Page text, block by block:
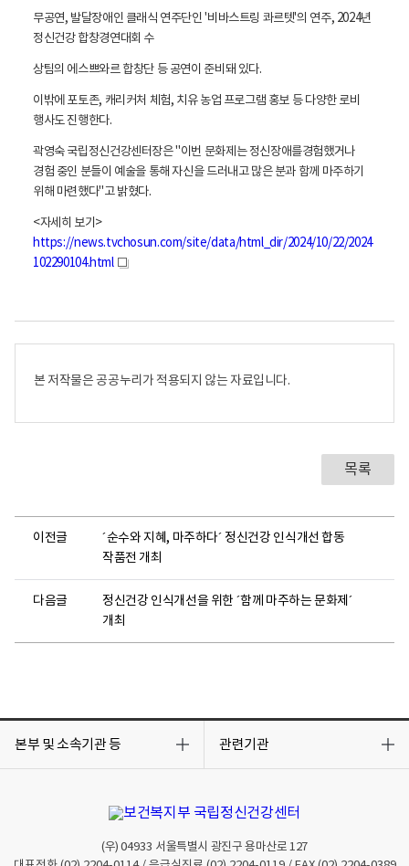
무공연, 발달장애인 클래식 연주단인 '비바스트링 콰르텟'의 연주, 2024년
정신건강 합창경연대회 수
상팀의 에스쁘와르 합창단 등 공연이 준비돼 있다.
이밖에 포토존, 캐리커처 체험, 치유 농업 프로그램 홍보 등 다양한 로비
행사도 진행한다.
곽영숙 국립정신건강센터장은 "이번 문화제는 정신장애를경험했거나
경험 중인 분들이 예술을 통해 자신을 드러내고 많은 분과 함께 마주하기
위해 마련했다"고 밝혔다.
<자세히 보기>
https://news.tvchosun.com/site/data/html_dir/2024/10/22/2024
102290104.html 새
본 저작물은 공공누리가 적용되지 않는 자료입니다.
목록
이전글
´순수와 지혜, 마주하다´ 정신건강 인식개선 합동
작품전 개최
다음글
정신건강 인식개선을 위한 ´함께 마주하는 문화제´
개최
본부 및 소속기관 등
기
관련기관
기
(우)04933 서울특별시 광진구 용마산로 127